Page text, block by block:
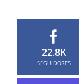
22.8K
SEGUIDORES